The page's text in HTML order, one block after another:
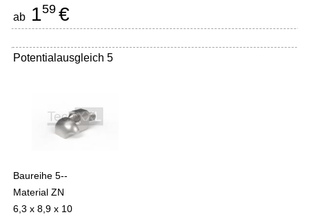
ab 159 €
Potentialausgleich 5
Baureihe 5--
Material ZN
6,3 x 8,9 x 10